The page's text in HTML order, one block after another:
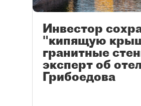
Инвестор
"кипящую
гранитные
эксперт об
Грибоедова